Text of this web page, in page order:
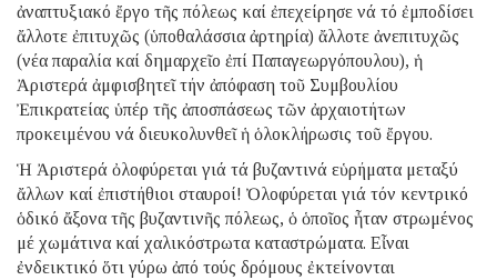
ἀναπτυξιακό ἔργο τῆς πόλεως καί ἐπεχείρησε νά τό ἐμποδίσει
ἄλλοτε ἐπιτυχῶς (ὑποθαλάσσια ἀρτηρία) ἄλλοτε ἀνεπιτυχῶς
(νέα παραλία καί δημαρχεῖο ἐπί Παπαγεωργόπουλου), ἡ
Ἀριστερά ἀμφισβητεῖ τήν ἀπόφαση τοῦ Συμβουλίου
Ἐπικρατείας ὑπέρ τῆς ἀποσπάσεως τῶν ἀρχαιοτήτων
προκειμένου νά διευκολυνθεῖ ἡ ὁλοκλήρωσις τοῦ ἔργου.
Ἡ Ἀριστερά ὀλοφύρεται γιά τά βυζαντινά εὑρήματα μεταξύ
ἄλλων καί ἐπιστήθιοι σταυροί! Ὀλοφύρεται γιά τόν κεντρικό
ὁδικό ἄξονα τῆς βυζαντινῆς πόλεως, ὁ ὁποῖος ἦταν στρωμένος
μέ χωμάτινα καί χαλικόστρωτα καταστρώματα. Εἶναι
ἐνδεικτικό ὅτι γύρω ἀπό τούς δρόμους ἐκτείνονται